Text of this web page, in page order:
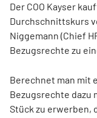
Der COO Kayser
Durchschnittskurs
Niggemann (Chief
Bezugsrechte zu
Berechnet man mit
Bezugsrechte dazu
Stück zu erwerben,